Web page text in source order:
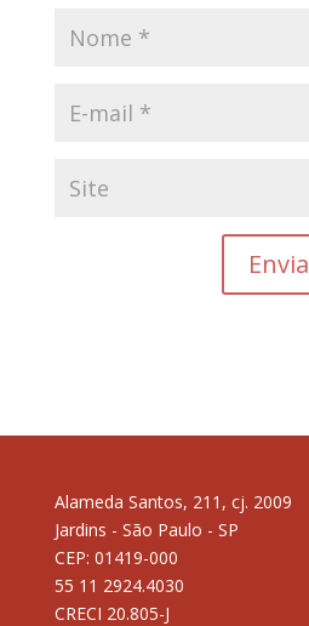
Alameda Santos, 211, cj. 2009
Jardins - São Paulo - SP
CEP: 01419-000
55 11 2924.4030
CRECI 20.805-J